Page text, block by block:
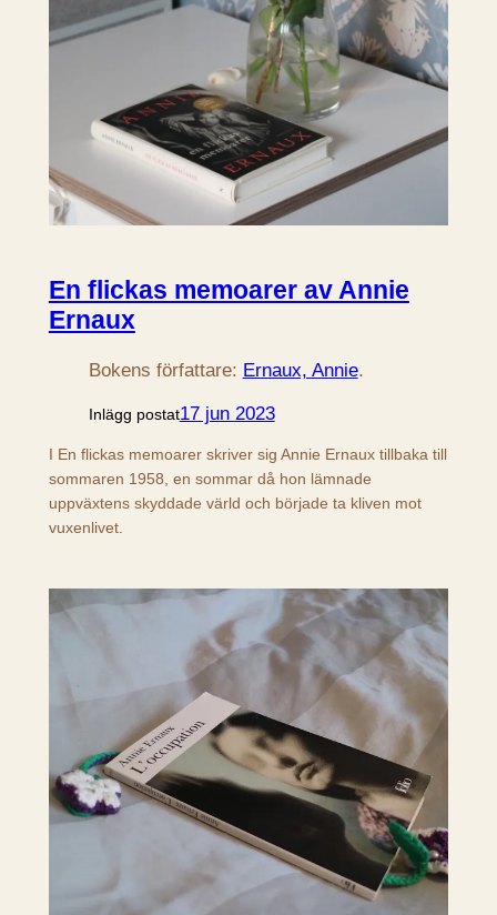
En flickas memoarer av Annie
Ernaux
Bokens författare: Ernaux, Annie.
Inlägg postat17 jun 2023
I En flickas memoarer skriver sig Annie Ernaux tillbaka till
sommaren 1958, en sommar då hon lämnade
uppväxtens skyddade värld och började ta kliven mot
vuxenlivet.